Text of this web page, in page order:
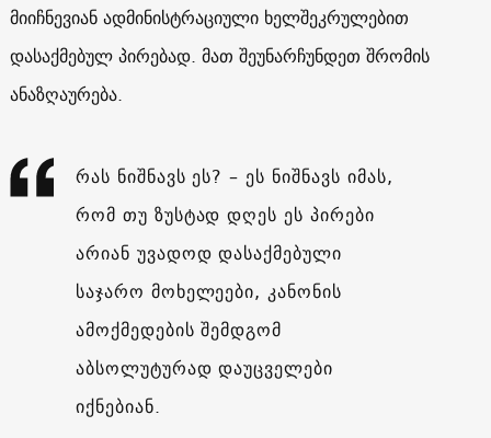
მიიჩნევიან ადმინისტრაციული ხელშეკრულებით
დასაქმებულ პირებად. მათ შეუნარჩუნდეთ შრომის
ანაზღაურება.
რას ნიშნავს ეს? – ეს ნიშნავს იმას,
რომ თუ ზუსტად დღეს ეს პირები
არიან უვადოდ დასაქმებული
საჯარო მოხელეები, კანონის
ამოქმედების შემდგომ
აბსოლუტურად დაუცველები
იქნებიან.